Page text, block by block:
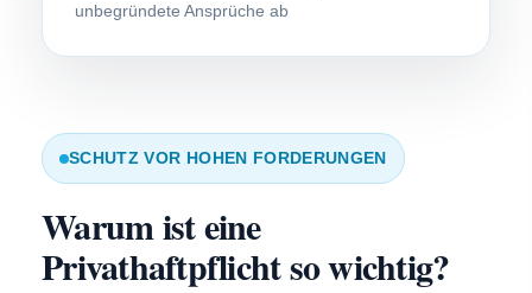
unbegründete Ansprüche ab
SCHUTZ VOR HOHEN FORDERUNGEN
Warum ist eine
Privathaftpflicht so wichtig?